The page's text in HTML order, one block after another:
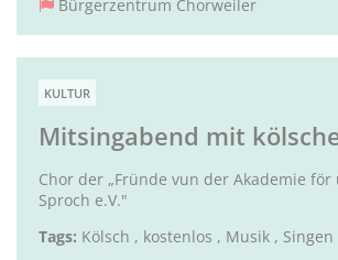
Bürgerzentrum Chorweiler
KULTUR
Mitsingabend mit
Chor der „Fründe vun der Akademie för
Sproch e.V."
Tags: Kölsch , kostenlos , Musik , Singen